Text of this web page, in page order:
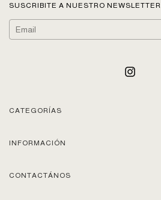
SUSCRIBITE A NUESTRO NEWSLETTER
CATEGORÍAS
INFORMACIÓN
CONTACTÁNOS